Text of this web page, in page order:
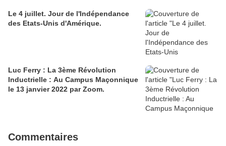
Le 4 juillet. Jour de l'Indépendance
des Etats-Unis d'Amérique.
Luc Ferry : La 3ème Révolution
Inductrielle : Au Campus Maçonnique
le 13 janvier 2022 par Zoom.
Commentaires